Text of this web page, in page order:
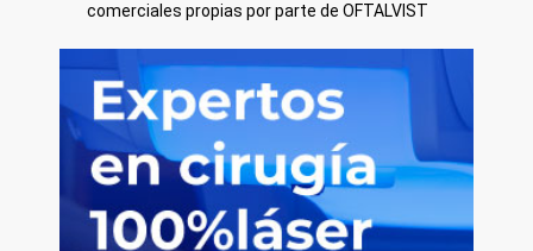
comerciales propias por parte de OFTALVIST